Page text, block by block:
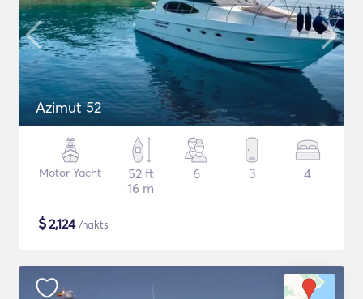
Azimut 52
Motor Yacht
52 ft
16 m
6 3 4
$2,124/nakts